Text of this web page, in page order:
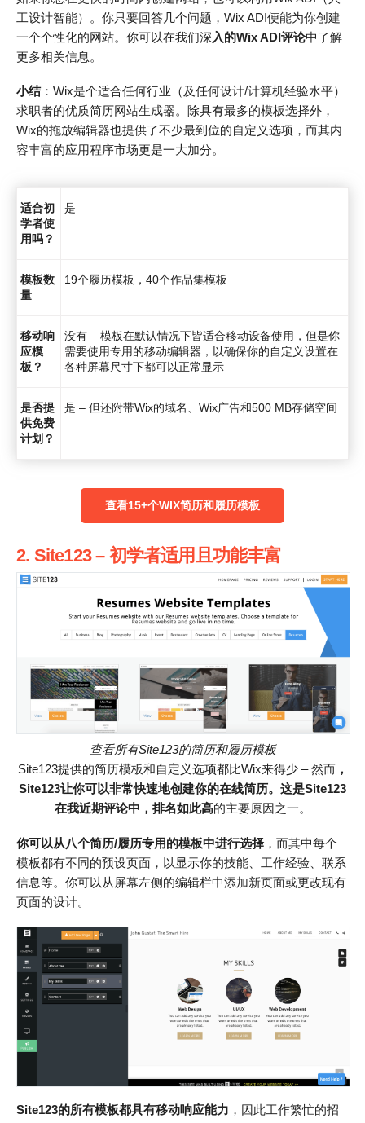
工设计智能）。你只要回答几个问题，Wix ADI便能为你创建
一个个性化的网站。你可以在我们深 入的Wix ADI评论中了解
更多相关信息。
小结：Wix是个适合任何行业（及任何设计/计算机经验水平）
求职者的优质简历网站生成器。除具有最多的模板选择外，
Wix的拖放编辑器也提供了不少最到位的自定义选项，而其内
容丰富的应用程序市场更是一大加分。
适合初
学者使
用吗？
是
模板数
量
19个履历模板，40个作品集模板
移动响
应模
板？
没有 – 模板在默认情况下皆适合移动设备使用，但是你
需要使用专用的移动编辑器，以确保你的自定义设置在
各种屏幕尺寸下都可以正常显示
是否提
供免费
计划？
是 – 但还附带Wix的域名、Wix广告和500 MB存储空间
查看15+个WIX简历和履历模板
2. Site123 – 初学者适用且功能丰富
查看所有Site123的简历和履历模板
Site123提供的简历模板和自定义选项都比Wix来得少 – 然而，
Site123让你可以非常快速地创建你的在线简历。 这是Site123
在我近期评论中，排名如此高的主要原因之一。
你可以从八个简历/履历专用的模板中进行选择 ，而其中每个
模板都有不同的预设页面，以显示你的技能、工作经验、联系
信息等。你可以从屏幕左侧的编辑栏中添加新页面或更改现有
页面的设计。
Site123的所有模板都具有移动响应能力 ，因此工作繁忙的招